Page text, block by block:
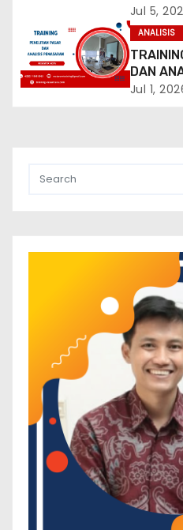
Jul 5,
ANALISIS
DAN
Jul 1,